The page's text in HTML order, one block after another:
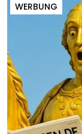
WERBUNG